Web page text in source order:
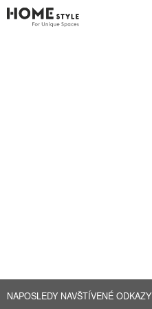
NAPOSLEDY NAVŠTÍVENÉ ODKAZY